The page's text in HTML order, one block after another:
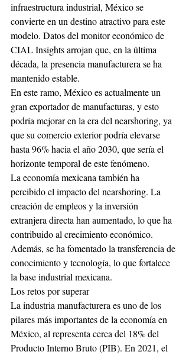
infraestructura industrial, México se
convierte en un destino atractivo para este
modelo. Datos del monitor económico de
CIAL Insights arrojan que, en la última
década, la presencia manufacturera se ha
mantenido estable.
En este ramo, México es actualmente un
gran exportador de manufacturas, y esto
podría mejorar en la era del nearshoring, ya
que su comercio exterior podría elevarse
hasta 96% hacia el año 2030, que sería el
horizonte temporal de este fenómeno.
La economía mexicana también ha
percibido el impacto del nearshoring. La
creación de empleos y la inversión
extranjera directa han aumentado, lo que ha
contribuido al crecimiento económico.
Además, se ha fomentado la transferencia de
conocimiento y tecnología, lo que fortalece
la base industrial mexicana.
Los retos por superar
La industria manufacturera es uno de los
pilares más importantes de la economía en
México, al representa cerca del 18% del
Producto Interno Bruto (PIB). En 2021, el